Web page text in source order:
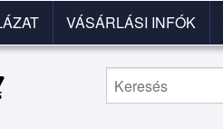
VÁSÁRLÁSI INFÓK